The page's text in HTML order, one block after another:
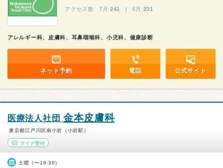
アクセス数 7月:241 | 6月:231
アレルギー科、皮膚科、耳鼻咽喉科、小児科、健康診断
ネット予約 電話 公式サイト
医療法人社団 金本皮膚科
東京都江戸川区南小岩（小岩駅）
マイナ受付
土曜（〜16:30）